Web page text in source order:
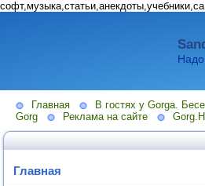
Надо
Главная
В гостях у Gorga.
Gorg
Реклама на сайте
Главная